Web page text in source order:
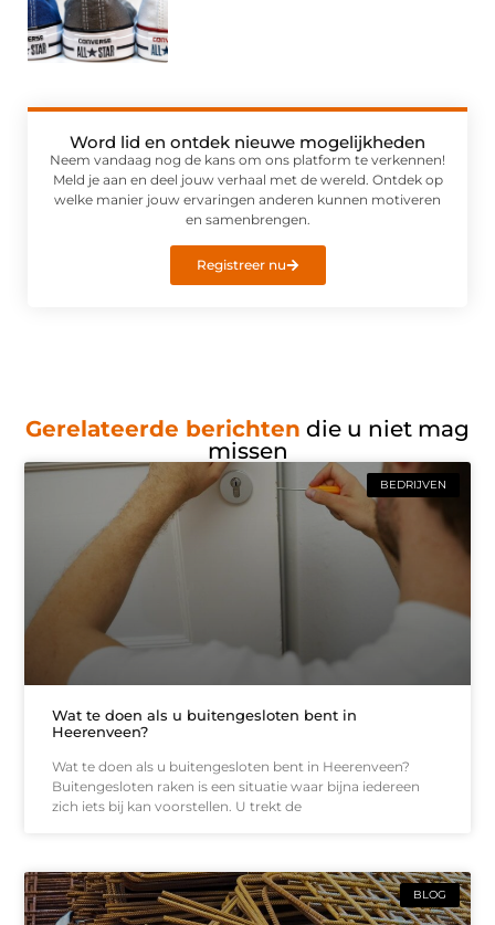
Word lid en ontdek nieuwe mogelijkheden
Neem vandaag nog de kans om ons platform te verkennen!
Meld je aan en deel jouw verhaal met de wereld. Ontdek op
welke manier jouw ervaringen anderen kunnen motiveren
en samenbrengen.
Registreer nu
Gerelateerde berichten die u niet mag
missen
BEDRIJVEN
Wat te doen als u buitengesloten bent in
Heerenveen?
Wat te doen als u buitengesloten bent in Heerenveen?
Buitengesloten raken is een situatie waar bijna iedereen
zich iets bij kan voorstellen. U trekt de
BLOG